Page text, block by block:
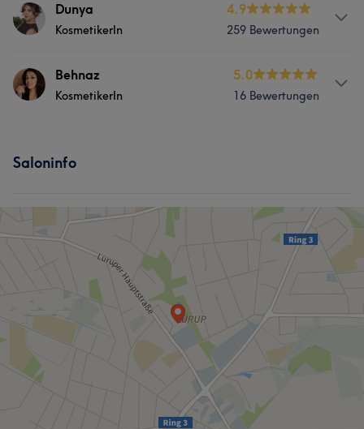
Dunya
KosmetikerIn
4.9
259 Bewertungen
Services
Was unsere Kunden über Dunya sagen
12 Herzlich
Behnaz
KosmetikerIn
5.0
16 Bewertungen
Massage Haarentfernung
Ästhetische Medizin
Saloninfo